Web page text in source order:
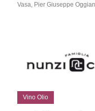
Vasa, Pier Giuseppe
Vino Olio